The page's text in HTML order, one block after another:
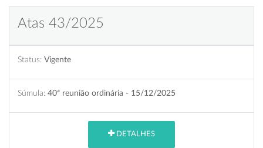
Atas 43/2025
Status: Vigente
Súmula: 40ª reunião ordinária - 15/12/2025
DETALHES